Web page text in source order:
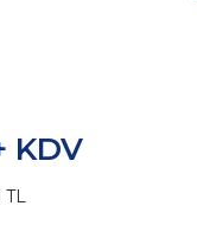
KDV
TL